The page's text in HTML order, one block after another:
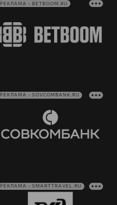
РЕКЛАМА • BETBOOM.RU
РЕКЛАМА • SOVCOMBANK.RU
РЕКЛАМА • SMARTTRAVEL.RU